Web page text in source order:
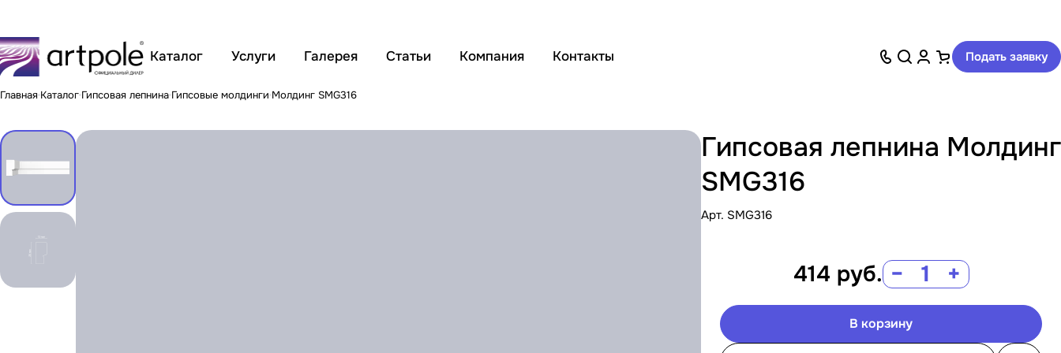
Каталог Услуги Галерея Статьи Компания Контакты Подать заявку
Главная Каталог Гипсовая лепнина Гипсовые молдинги Молдинг SMG316
Гипсовая лепнина Молдинг
SMG316
Арт. SMG316
414 руб. − +
В корзину